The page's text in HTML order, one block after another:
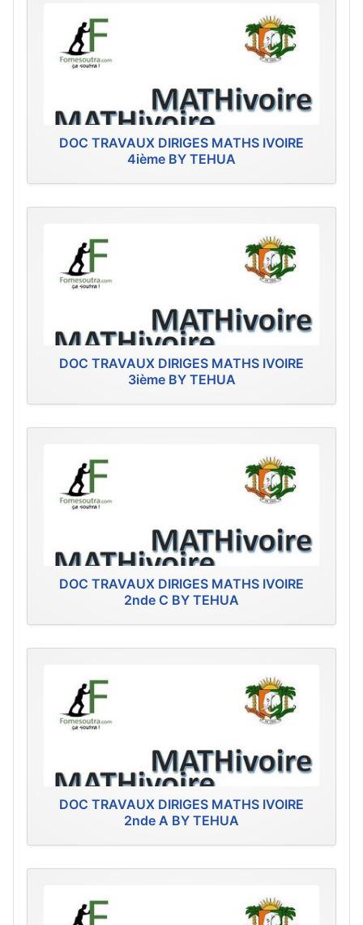
DOC TRAVAUX DIRIGES MATHS IVOIRE
4ième BY TEHUA
DOC TRAVAUX DIRIGES MATHS IVOIRE
3ième BY TEHUA
DOC TRAVAUX DIRIGES MATHS IVOIRE
2nde C BY TEHUA
DOC TRAVAUX DIRIGES MATHS IVOIRE
2nde A BY TEHUA